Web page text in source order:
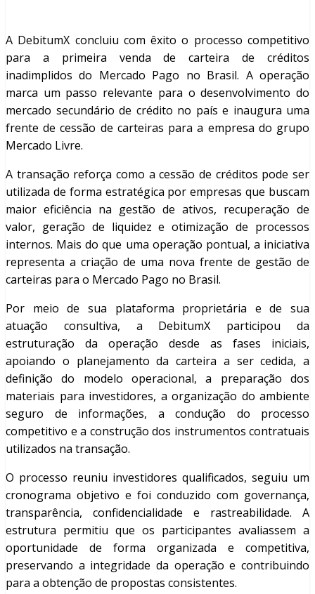
A DebitumX concluiu com êxito o processo competitivo
para a primeira venda de carteira de créditos
inadimplidos do Mercado Pago no Brasil. A operação
marca um passo relevante para o desenvolvimento do
mercado secundário de crédito no país e inaugura uma
frente de cessão de carteiras para a empresa do grupo
Mercado Livre.
A transação reforça como a cessão de créditos pode ser
utilizada de forma estratégica por empresas que buscam
maior eficiência na gestão de ativos, recuperação de
valor, geração de liquidez e otimização de processos
internos. Mais do que uma operação pontual, a iniciativa
representa a criação de uma nova frente de gestão de
carteiras para o Mercado Pago no Brasil.
Por meio de sua plataforma proprietária e de sua
atuação consultiva, a DebitumX participou da
estruturação da operação desde as fases iniciais,
apoiando o planejamento da carteira a ser cedida, a
definição do modelo operacional, a preparação dos
materiais para investidores, a organização do ambiente
seguro de informações, a condução do processo
competitivo e a construção dos instrumentos contratuais
utilizados na transação.
O processo reuniu investidores qualificados, seguiu um
cronograma objetivo e foi conduzido com governança,
transparência, confidencialidade e rastreabilidade. A
estrutura permitiu que os participantes avaliassem a
oportunidade de forma organizada e competitiva,
preservando a integridade da operação e contribuindo
para a obtenção de propostas consistentes.